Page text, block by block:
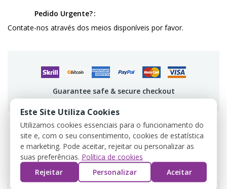
Pedido Urgente?
Contate-nos através dos meios disponíveis por favor.
Guarantee safe & secure checkout
DADOS DO PRODUTO
COMENTÁRIOS
Este Site Utiliza Cookies
Utilizamos cookies essenciais para o funcionamento do
site e, com o seu consentimento, cookies de estatística
e marketing. Pode aceitar, rejeitar ou personalizar as
suas preferências. Política de cookies
Rejeitar
Personalizar Aceitar